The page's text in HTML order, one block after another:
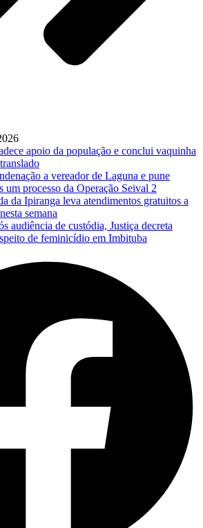
apoio da população e conclui vaquinha
a vereador de Laguna e pune
um processo da Operação Seival 2
da Ipiranga leva atendimentos gratuitos a
semana
de custódia, Justiça decreta
de feminicídio em Imbituba